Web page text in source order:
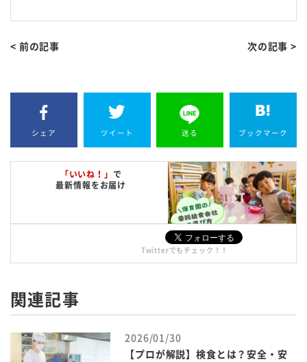
< 前の記事 次の記事 >
シェア ツイート 送る ブックマーク
「いいね！」 で
最新情報をお届け
Twitterでもチェック！！
関連記事
2026/01/30
【プロが解説】検食とは？安全・安